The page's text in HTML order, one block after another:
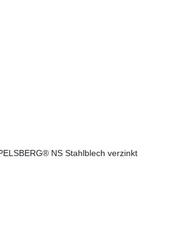
NS Stahlblech verzinkt